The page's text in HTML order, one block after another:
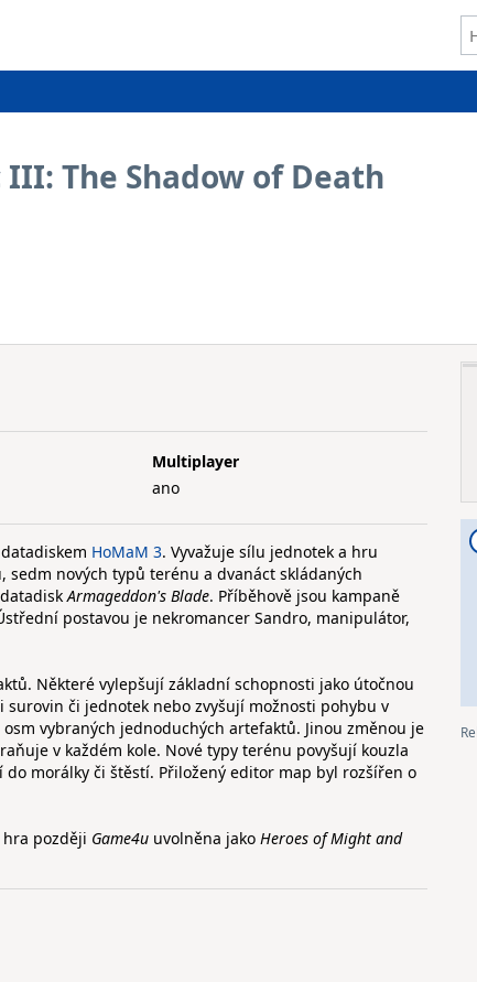
The Shadow of Death
Multiplayer
ano
HoMaM 3. Vyvažuje sílu jednotek a hru
nových typů terénu a dvanáct skládaných
Armageddon's Blade. Příběhově jsou kampaně
postavou je nekromancer Sandro, manipulátor,
Některé vylepšují základní schopnosti jako útočnou
či jednotek nebo zvyšují možnosti pohybu v
vybraných jednoduchých artefaktů. Jinou změnou je
v každém kole. Nové typy terénu povyšují kouzla
morálky či štěstí. Přiložený editor map byl rozšířen o
později Game4u uvolněna jako Heroes of Might and